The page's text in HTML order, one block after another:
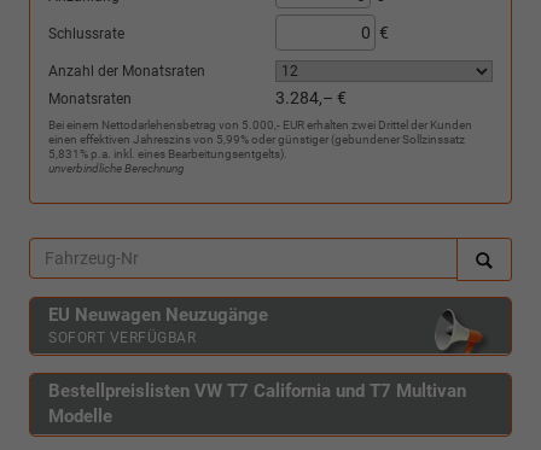
Schlussrate €
Anzahl der Monatsraten
Monatsraten
3.284,– €
Bei einem Nettodarlehensbetrag von 5.000,- EUR erhalten zwei Drittel der Kunden
einen effektiven Jahreszins von 5,99% oder günstiger (gebundener Sollzinssatz
5,831% p.a. inkl. eines Bearbeitungsentgelts).
unverbindliche Berechnung
EU Neuwagen Neuzugänge
SOFORT VERFÜGBAR
Bestellpreislisten VW T7 California und T7 Multivan
Modelle